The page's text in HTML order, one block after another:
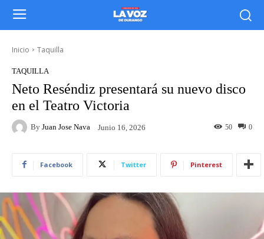
Inicio Taquilla
TAQUILLA
Neto Reséndiz presentará su nuevo disco
en el Teatro Victoria
By Juan Jose Nava Junio 16, 2026 0
50
Facebook Twitter Pinterest